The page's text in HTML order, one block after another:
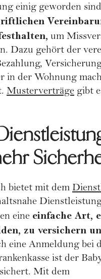
einig geworden
um
Dazu gehört der
in der Wohnung
Musterverträge gibt
bietet mit dem
eine einfache Art,
zu versichern
eine Anmeldung bei
ist der
Mit dem